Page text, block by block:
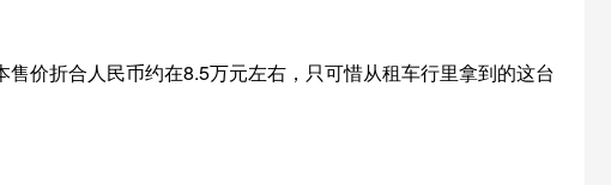
价折合人民币约在8.5万元左右，只可惜从租车行里拿到的这台